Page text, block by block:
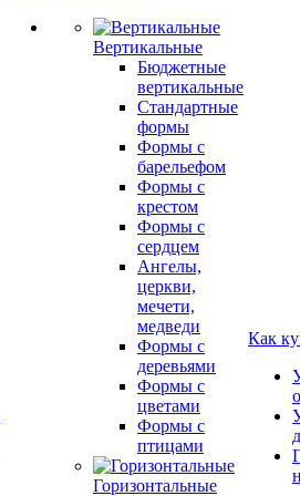
Вертикальные
Бюджетные
вертикальные
Стандартные
формы
Формы с
барельефом
Формы с
крестом
Формы с
сердцем
Ангелы,
церкви,
мечети,
медведи
Формы с
деревьями
Формы с
цветами
Формы с
птицами
Горизонтальные
Как